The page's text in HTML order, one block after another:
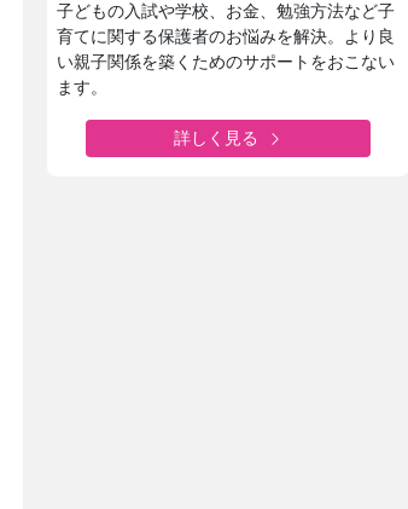
子どもの入試や学校、お金、勉強方法など子
育てに関する保護者のお悩みを解決。より良
い親子関係を築くためのサポートをおこない
ます。
詳しく見る